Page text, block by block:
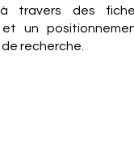
travers des
un
recherche.